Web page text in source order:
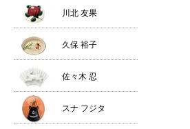
川北 友果
久保 裕子
佐々木 忍
スナ フジタ